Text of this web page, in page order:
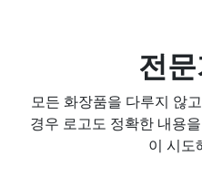
전
모든 화장품을 다루지 않
경우 로고도 정확한 내용
이 시도